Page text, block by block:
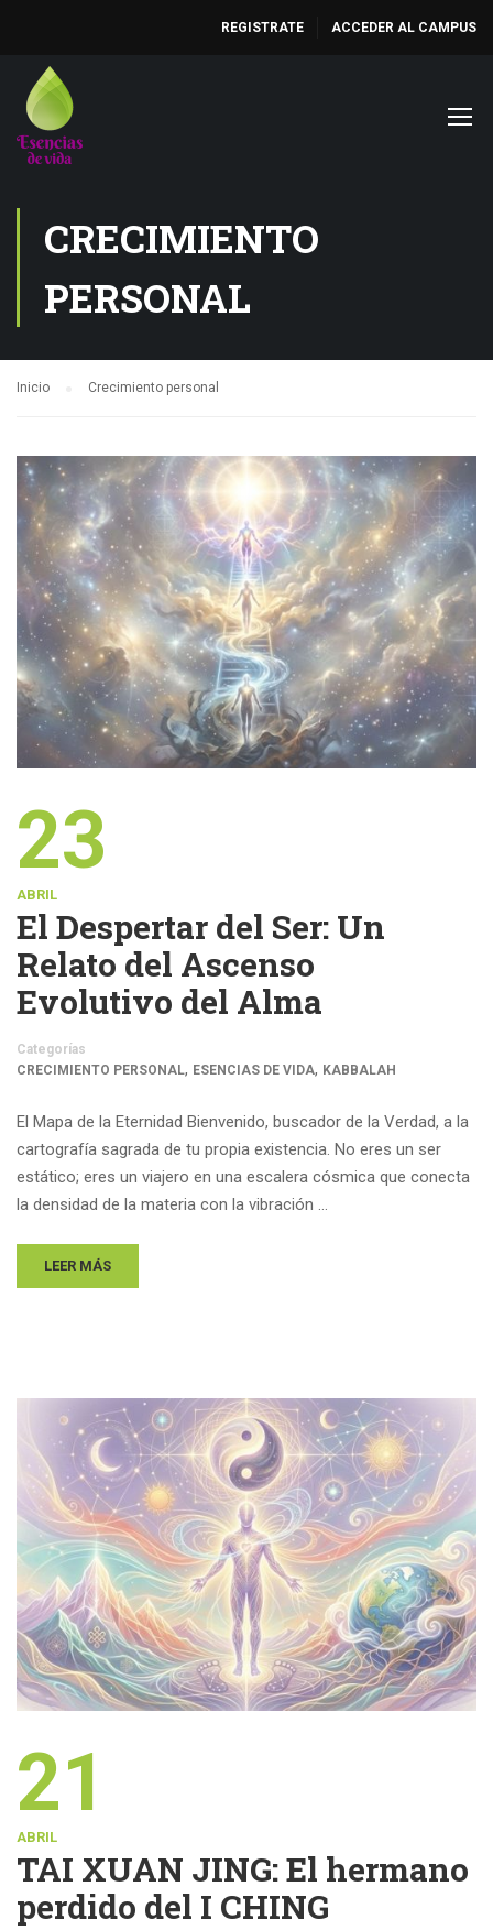
REGISTRATE ACCEDER AL CAMPUS
CRECIMIENTO
PERSONAL
Inicio Crecimiento personal
23
ABRIL
El Despertar del Ser: Un
Relato del Ascenso
Evolutivo del Alma
Categorías
CRECIMIENTO PERSONAL, ESENCIAS DE VIDA, KABBALAH
El Mapa de la Eternidad Bienvenido, buscador de la Verdad, a la
cartografía sagrada de tu propia existencia. No eres un ser
estático; eres un viajero en una escalera cósmica que conecta
la densidad de la materia con la vibración …
LEER MÁS
21
ABRIL
TAI XUAN JING: El hermano
perdido del I CHING